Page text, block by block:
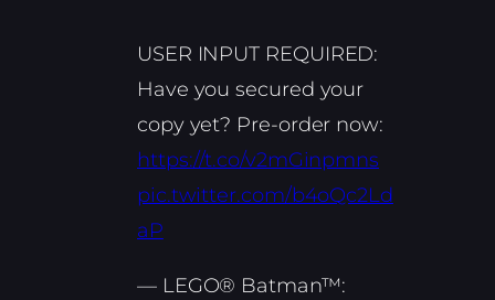
USER INPUT REQUIRED:
Have you secured your
copy yet? Pre-order now:
https://t.co/v2mGinpmns
pic.twitter.com/b4oQc2Ld
aP
— LEGO® Batman™: